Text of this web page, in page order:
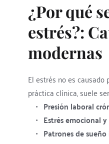
¿Por qué
estrés?:
modernas
El estrés no es causado
práctica clínica, suele
Presión laboral
Estrés emocional
Patrones de